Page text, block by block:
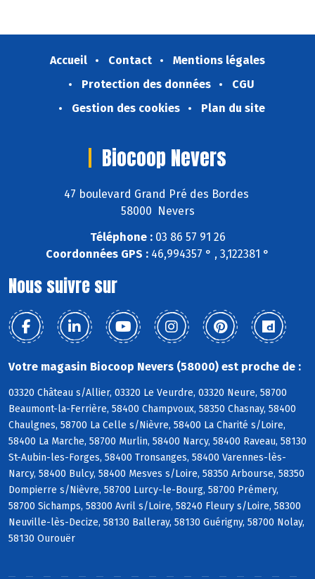
Accueil Contact
Mentions légales
Protection des données
CGU
Gestion des cookies
Plan du site
Biocoop Nevers
47 boulevard Grand Pré des Bordes
58000 Nevers
Téléphone :03 86 57 91 26
Coordonnées GPS : 46,994357 ° , 3,122381 °
Nous suivre sur
Votre magasin Biocoop Nevers (58000) est proche de :
03320 Château s/Allier, 03320 Le Veurdre, 03320 Neure, 58700
Beaumont-la-Ferrière, 58400 Champvoux, 58350 Chasnay, 58400
Chaulgnes, 58700 La Celle s/Nièvre, 58400 La Charité s/Loire,
58400 La Marche, 58700 Murlin, 58400 Narcy, 58400 Raveau, 58130
St-Aubin-les-Forges, 58400 Tronsanges, 58400 Varennes-lès-
Narcy, 58400 Bulcy, 58400 Mesves s/Loire, 58350 Arbourse, 58350
Dompierre s/Nièvre, 58700 Lurcy-le-Bourg, 58700 Prémery,
58700 Sichamps, 58300 Avril s/Loire, 58240 Fleury s/Loire, 58300
Neuville-lès-Decize, 58130 Balleray, 58130 Guérigny, 58700 Nolay,
58130 Ourouër